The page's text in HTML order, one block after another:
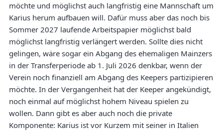
möchte und möglichst auch langfristig eine Mannschaft um
Karius herum aufbauen will. Dafür muss aber das noch bis
Sommer 2027 laufende Arbeitspapier möglichst bald
möglichst langfristig verlängert werden. Sollte dies nicht
gelingen, wäre sogar ein Abgang des ehemaligen Mainzers
in der Transferperiode ab 1. Juli 2026 denkbar, wenn der
Verein noch finanziell am Abgang des Keepers partizipieren
möchte. In der Vergangenheit hat der Keeper angekündigt,
noch einmal auf möglichst hohem Niveau spielen zu
wollen. Dann gibt es aber auch noch die private
Komponente: Karius ist vor Kurzem mit seiner in Italien